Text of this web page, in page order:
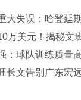
大失误：哈登延
引援
万美元！揭秘文
拜师
：球队训练质量
长文告别广东宏